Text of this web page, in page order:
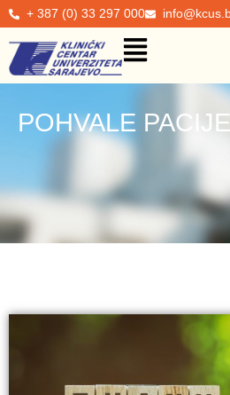
+ 387 (0) 33 297 000
POHVALE